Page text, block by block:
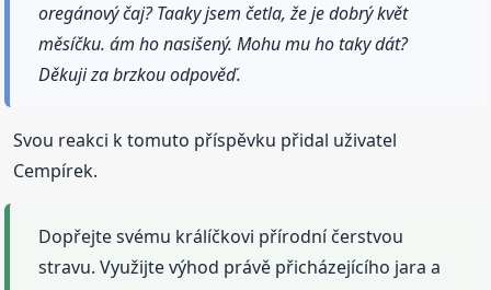
oregánový čaj? Taaky jsem četla, že je dobrý květ
měsíčku. ám ho nasišený. Mohu mu ho taky dát?
Děkuji za brzkou odpověď.
Svou reakci k tomuto příspěvku přidal uživatel
Cempírek.
Dopřejte svému králíčkovi přírodní čerstvou
stravu. Využijte výhod právě přicházejícího jara a